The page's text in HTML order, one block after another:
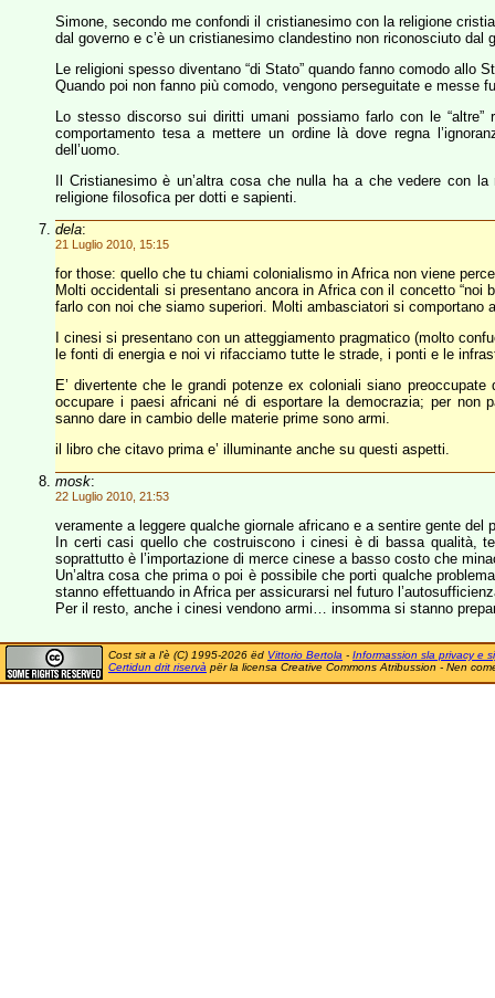
Simone, secondo me confondi il cristianesimo con la religione
dal governo e c’è un cristianesimo clandestino non riconosciuto dal
Le religioni spesso diventano “di Stato” quando fanno comodo allo
Quando poi non fanno più comodo, vengono perseguitate e messe
Lo stesso discorso sui diritti umani possiamo farlo con le
comportamento tesa a mettere un ordine là dove regna
dell’uomo.
Il Cristianesimo è un’altra cosa che nulla ha a che vedere con
religione filosofica per dotti e sapienti.
dela:
21 Luglio 2010, 15:15
for those: quello che tu chiami colonialismo in Africa non viene
Molti occidentali si presentano ancora in Africa con il concetto
farlo con noi che siamo superiori. Molti ambasciatori si comportano
I cinesi si presentano con un atteggiamento pragmatico (molto
le fonti di energia e noi vi rifacciamo tutte le strade, i ponti e le
E’ divertente che le grandi potenze ex coloniali siano
occupare i paesi africani né di esportare la democrazia; per non
sanno dare in cambio delle materie prime sono armi.
il libro che citavo prima e’ illuminante anche su questi aspetti.
mosk:
22 Luglio 2010, 21:53
veramente a leggere qualche giornale africano e a sentire gente
In certi casi quello che costruiscono i cinesi è di bassa qualità,
soprattutto è l’importazione di merce cinese a basso costo che
Un’altra cosa che prima o poi è possibile che porti qualche
stanno effettuando in Africa per assicurarsi nel futuro
Per il resto, anche i cinesi vendono armi… insomma si stanno
Cost sit a l'è (C) 1995-2026 ëd Vittorio Bertola - Informassion sla privacy e
Certidun drit riservà për la licensa Creative Commons Atribussion - Nen